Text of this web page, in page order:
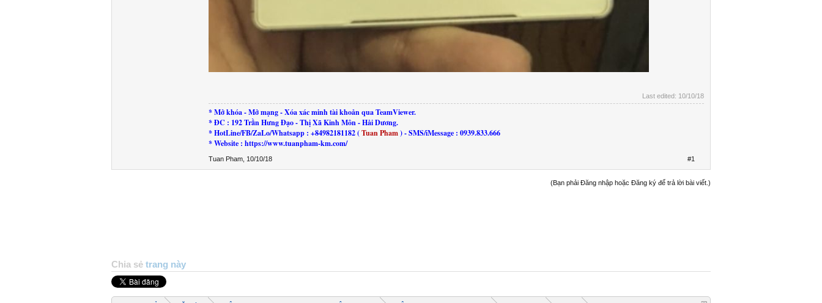
Last edited: 10/10/18
* Mở khóa - Mở mạng - Xóa xác minh tài khoản qua TeamViewer.
* ĐC : 192 Trần Hưng Đạo - Thị Xã Kinh Môn - Hải Dương.
* HotLine/FB/ZaLo/Whatsapp : +84982181182 (Tuan Pham) - SMS/iMessage : 0939.833.666
* Website : https://www.tuanpham-km.com/
Tuan Pham 10/10/18 #1
(Bạn phải Đăng nhập hoặc Đăng ký để trả lời bài viết.)
Chia sẻ trang này